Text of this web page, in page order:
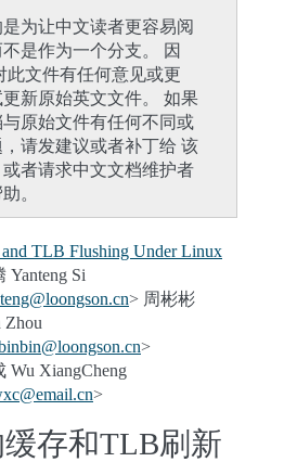
为让中文读者更容易阅
是作为一个分支。 因
此文件有任何意见或更
新原始英文文件。 如果
原始文件有任何不同或
请发建议或者补丁给 该
者请求中文文档维护者
。
and TLB Flushing Under Linux
Yanteng Si
@loongson.cn> 周彬彬
Zhou
@loongson.cn>
Wu XiangCheng
@email.cn>
存和TLB刷新